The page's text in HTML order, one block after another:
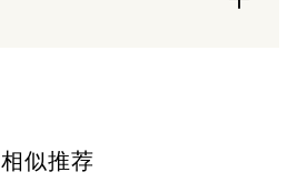
相似推荐